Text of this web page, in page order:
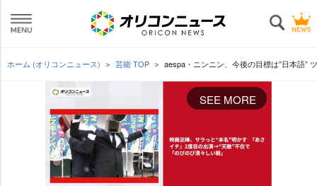
ホーム (オリコンニュース) 芸能 TOP aespa・ニンニン、今後の目標は”日本語”
SEE MORE